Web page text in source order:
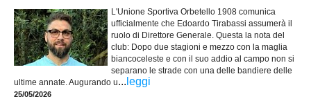
L'Unione Sportiva Orbetello 1908 comunica
ufficialmente che Edoardo Tirabassi assumerà il
ruolo di Direttore Generale. Questa la nota del
club: Dopo due stagioni e mezzo con la maglia
biancoceleste e con il suo addio al campo non si
separano le strade con una delle bandiere delle
ultime annate. Augurando u... leggi
25/05/2026